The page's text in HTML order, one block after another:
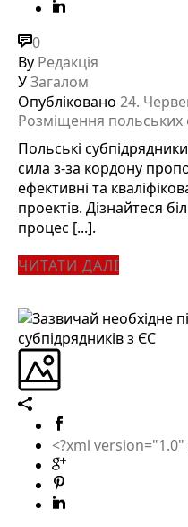
0
By Редакція
УЗагалом
Опубліковано 24.
Розміщення польських
Польські
сила з-за кордону
ефективні та
проектів. Дізнайтеся
процес [...].
ЧИТАТИ ДАЛІ
<?xml